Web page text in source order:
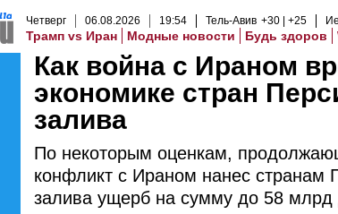
Четверг 06.08.2026 19:54 Тель-Авив +30 +25
Трамп vs Иран Модные новости Будь здоров
Как война с Ираном
экономике стран
залива
По некоторым оценкам,
конфликт с Ираном нанес странам
залива ущерб на сумму до 58 млрд